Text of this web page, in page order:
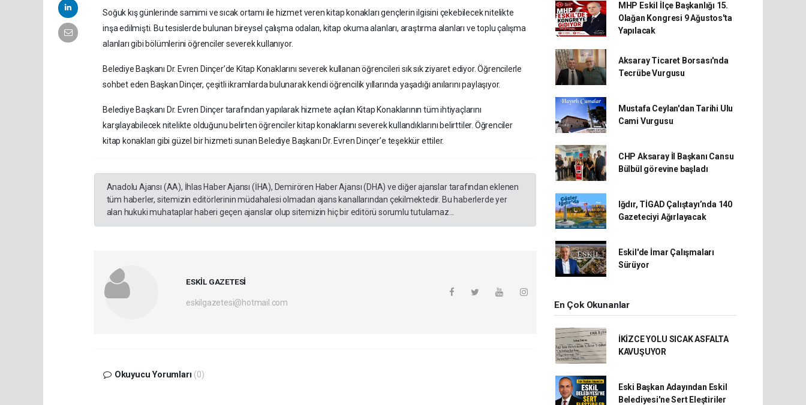
Soğuk kış günlerinde samimi ve sıcak ortamı ile hizmet veren kitap konakları gençlerin ilgisini çekebilecek nitelikte
inşa edilmişti. Bu tesislerde bulunan bireysel çalışma odaları, kitap okuma alanları, araştırma alanları ve toplu çalışma
alanları gibi bölümlerini öğrenciler severek kullanıyor.
Belediye Başkanı Dr. Evren Dinçer’de Kitap Konaklarını severek kullanan öğrencileri sık sık ziyaret ediyor. Öğrencilerle
sohbet eden Başkan Dinçer, çeşitli ikramlarda bulunarak kendi öğrencilik yıllarında yaşadığı anılarını paylaşıyor.
Belediye Başkanı Dr. Evren Dinçer tarafından yapılarak hizmete açılan Kitap Konaklarının tüm ihtiyaçlarını
karşılayabilecek nitelikte olduğunu belirten öğrenciler kitap konaklarını severek kullandıklarını belirttiler. Öğrenciler
kitap konakları gibi güzel bir hizmeti sunan Belediye Başkanı Dr. Evren Dinçer’e teşekkür ettiler.
Anadolu Ajansı (AA), İhlas Haber Ajansı (İHA), Demirören Haber Ajansı (DHA) ve diğer ajanslar tarafından eklenen
tüm haberler, sitemizin editörlerinin müdahalesi olmadan ajans kanallarından çekilmektedir. Bu haberlerde yer
alan hukuki muhataplar haberi geçen ajanslar olup sitemizin hiç bir editörü sorumlu tutulamaz...
ESKİL GAZETESİ
eskilgazetesi@hotmail.com
Okuyucu Yorumları (0)
MHP Eskil İlçe Başkanlığı 15.
Olağan Kongresi 9 Ağustos'ta
Yapılacak
Aksaray Ticaret Borsası'nda
Tecrübe Vurgusu
Mustafa Ceylan'dan Tarihi Ulu
Cami Vurgusu
CHP Aksaray İl Başkanı Cansu
Bülbül görevine başladı
Iğdır, TİGAD Çalıştayı’nda 140
Gazeteciyi Ağırlayacak
Eskil'de İmar Çalışmaları
Sürüyor
En Çok Okunanlar
İKİZCE YOLU SICAK ASFALTA
KAVUŞUYOR
Eski Başkan Adayından Eskil
Belediyesi'ne Sert Eleştiriler